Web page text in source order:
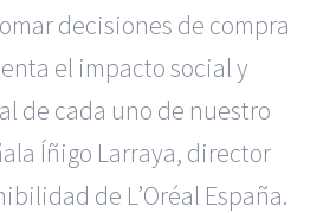
decisiones de compra
el impacto social y
de cada uno de nuestro
Íñigo Larraya, director
de L’Oréal España.